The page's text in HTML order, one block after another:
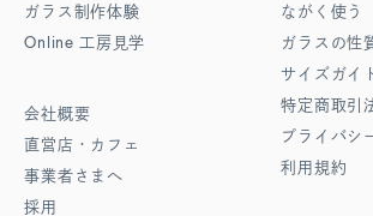
ガラス制作体験
Online 工房見学
会社概要
直営店・カフェ
事業者さまへ
採用
ながく使う
ガラスの性
サイズガイ
特定商取引
プライバシ
利用規約